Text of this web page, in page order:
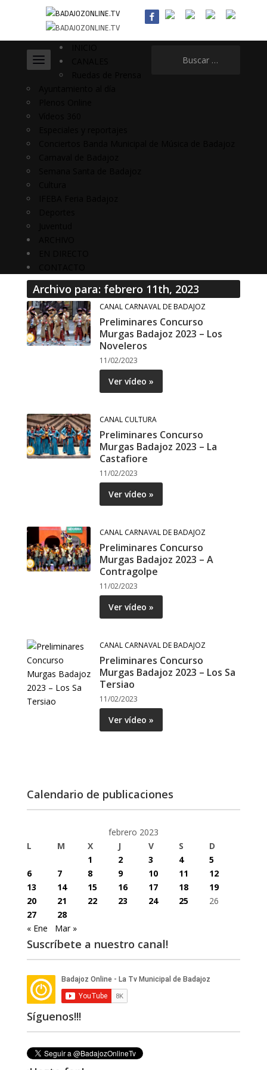
Archivo para: febrero 11th, 2023
CANAL CARNAVAL DE BADAJOZ
Preliminares Concurso
Murgas Badajoz 2023 – Los
Noveleros
11/02/2023
Ver vídeo »
CANAL CULTURA
Preliminares Concurso
Murgas Badajoz 2023 – La
Castafiore
11/02/2023
Ver vídeo »
CANAL CARNAVAL DE BADAJOZ
Preliminares Concurso
Murgas Badajoz 2023 – A
Contragolpe
11/02/2023
Ver vídeo »
CANAL CARNAVAL DE BADAJOZ
Preliminares Concurso
Murgas Badajoz 2023 – Los Sa
Tersiao
11/02/2023
Ver vídeo »
Calendario de publicaciones
febrero 2023
L
M X J V S
D
1
2 3 4
5
6
7 8 9 10 11
12
13
14 15 16 17 18
19
20
21 22 23 24 25
26
27
28
« Ene
Mar »
Suscríbete a nuestro canal!
Síguenos!!!